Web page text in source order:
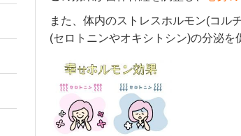
また、体内のストレスホルモン(コル
(セロトニンやオキシトシン)の分泌を